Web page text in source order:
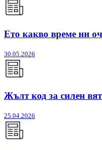
Ето какво време ни
30.05.2026
Жълт код за силен
25.04.2026